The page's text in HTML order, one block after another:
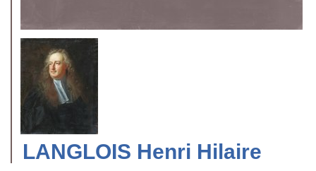
LANGLOIS Henri Hilaire